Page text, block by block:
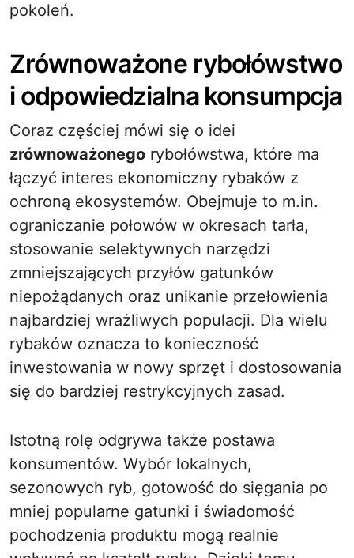
pokoleń.
Zrównoważone rybołówstwo
i odpowiedzialna konsumpcja
Coraz częściej mówi się o idei
zrównoważonego rybołówstwa, które ma
łączyć interes ekonomiczny rybaków z
ochroną ekosystemów. Obejmuje to m.in.
ograniczanie połowów w okresach tarła,
stosowanie selektywnych narzędzi
zmniejszających przyłów gatunków
niepożądanych oraz unikanie przełowienia
najbardziej wrażliwych populacji. Dla wielu
rybaków oznacza to konieczność
inwestowania w nowy sprzęt i dostosowania
się do bardziej restrykcyjnych zasad.
Istotną rolę odgrywa także postawa
konsumentów. Wybór lokalnych,
sezonowych ryb, gotowość do sięgania po
mniej popularne gatunki i świadomość
pochodzenia produktu mogą realnie